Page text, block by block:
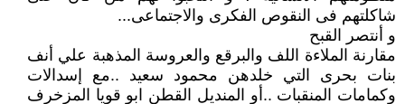
شاكلتهم فى النقوص الفكرى والاجتماعى...
و أنتصر القبح
مقارنة الملاءة اللف والبرقع والعروسة المذهبة علي أنف
بنات بحرى التي خلدهن محمود سعيد ..مع إسدالات
وكمامات المنقبات ..أو المنديل القطن ابو قويا المزخرف